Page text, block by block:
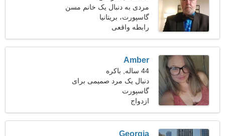
مردی به دنبال یک خانم مسن
گاسپورت، بریتانیا
رابطه واقعی
Amber
44 ساله, باکره
دنبال یک مرد صمیمی برای
مسافرت هستم
گاسپورت
ازدواج
Georgia